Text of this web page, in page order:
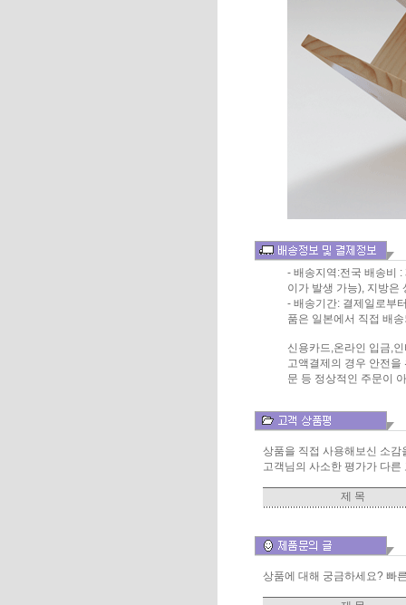
- 배송지역:전국 배송비
이가 발생 가능), 지방은
- 배송기간: 결제일로부
품은 일본에서 직접 배
신용카드,온라인 입금,
고액결제의 경우 안전
문 등 정상적인 주문이
상품을 직접 사용해보신 소감
고객님의 사소한 평가가 다
제 목
상품에 대해 궁금하세요? 빠